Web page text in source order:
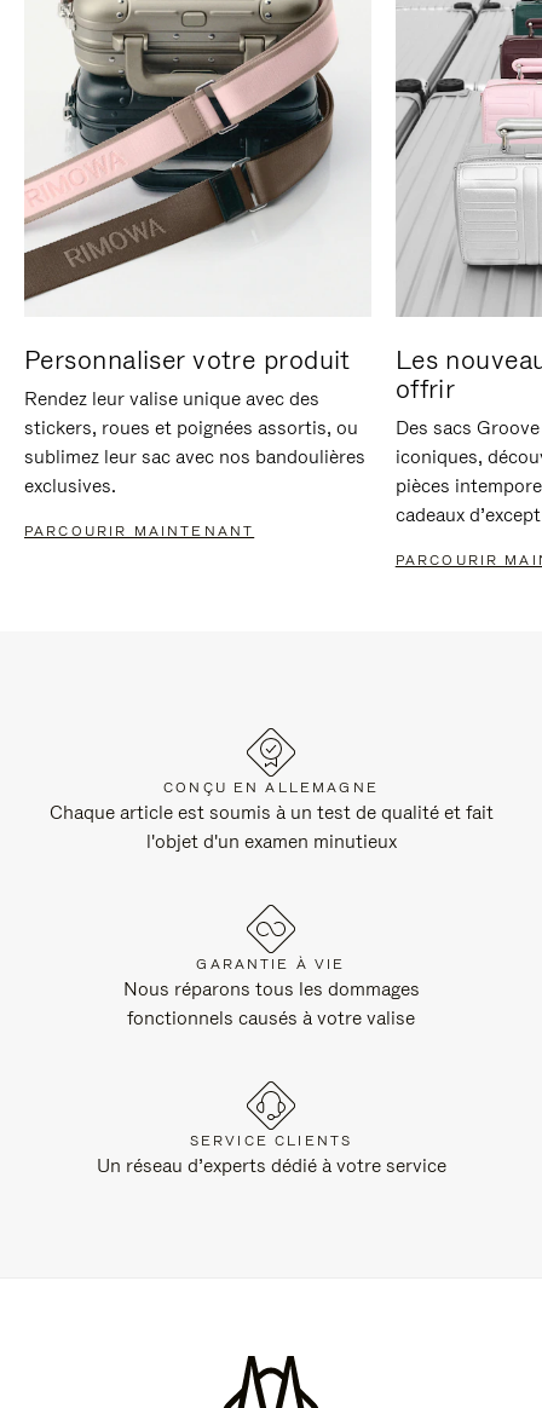
Personnaliser votre produit
Rendez leur valise unique avec des
stickers, roues et poignées assortis, ou
sublimez leur sac avec nos bandoulières
exclusives.
PARCOURIR MAINTENANT
Les
offrir
Des sacs
iconiques,
pièces
cadeaux
PARCOURIR
CONÇU EN ALLEMAGNE
Chaque article est soumis à un test de qualité et fait
l'objet d'un examen minutieux
GARANTIE À VIE
Nous réparons tous les dommages
fonctionnels causés à votre valise
SERVICE CLIENTS
Un réseau d’experts dédié à votre service